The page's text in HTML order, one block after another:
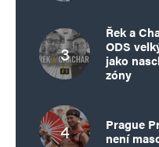
Řek a
ODS
jako
zóny
Prague
není